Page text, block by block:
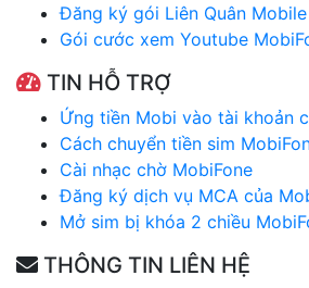
Đăng ký gói Liên Quân
Gói cước xem Youtube
TIN HỖ TRỢ
Ứng tiền Mobi vào tài khoản
Cách chuyển tiền sim
Cài nhạc chờ MobiFone
Đăng ký dịch vụ MCA của
Mở sim bị khóa 2 chiều
THÔNG TIN LIÊN HỆ